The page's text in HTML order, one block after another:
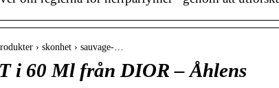
› skonhet › sauvage-…
i 60 Ml från DIOR – Åhlens